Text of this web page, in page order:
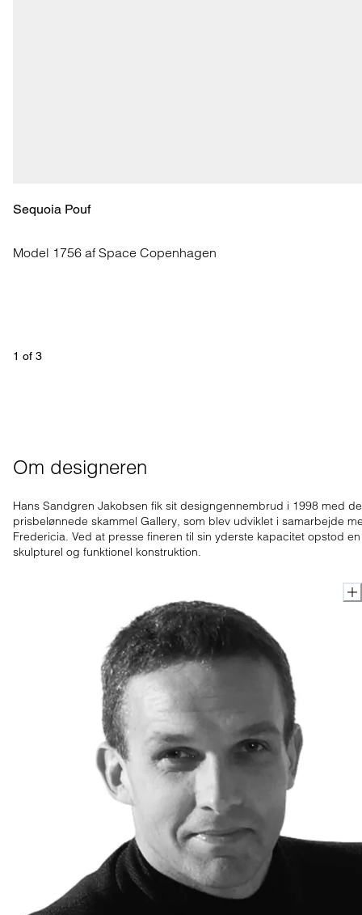
Sequoia Pouf
Model 1756 af Space Copenhagen
1 of 3
Om designeren
Hans Sandgren Jakobsen fik sit designgennembrud i 1998 med
prisbelønnede skammel Gallery, som blev udviklet i samarbejde
Fredericia. Ved at presse fineren til sin yderste kapacitet opstod en
skulpturel og funktionel konstruktion.